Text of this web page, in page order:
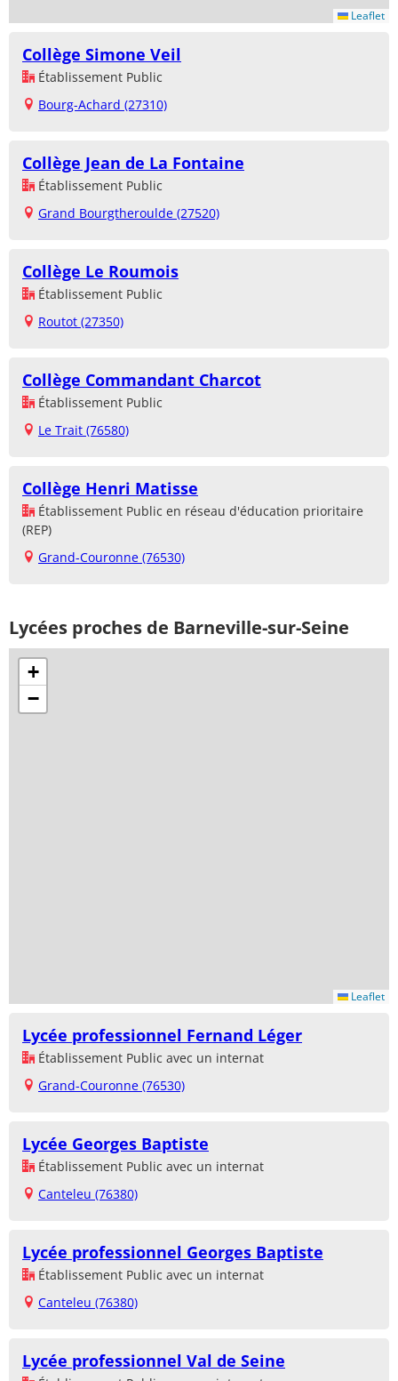
Leaflet
Collège Simone Veil
Établissement Public
Bourg-Achard (27310)
Collège Jean de La Fontaine
Établissement Public
Grand Bourgtheroulde (27520)
Collège Le Roumois
Établissement Public
Routot (27350)
Collège Commandant Charcot
Établissement Public
Le Trait (76580)
Collège Henri Matisse
Établissement Public en réseau d'éducation prioritaire
(REP)
Grand-Couronne (76530)
Lycées proches de Barneville-sur-Seine
+
−
Leaflet
Lycée professionnel Fernand Léger
Établissement Public avec un internat
Grand-Couronne (76530)
Lycée Georges Baptiste
Établissement Public avec un internat
Canteleu (76380)
Lycée professionnel Georges Baptiste
Établissement Public avec un internat
Canteleu (76380)
Lycée professionnel Val de Seine